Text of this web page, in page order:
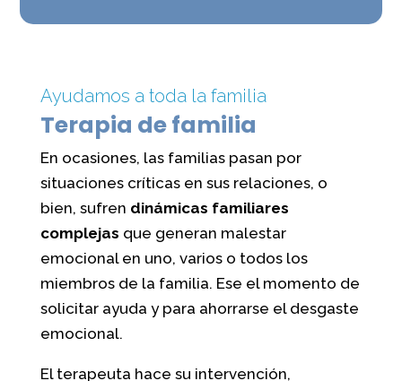
Ayudamos a toda la familia
Terapia de familia
En ocasiones, las familias pasan por
situaciones críticas en sus relaciones, o
bien, sufren dinámicas familiares
complejas que generan malestar
emocional en uno, varios o todos los
miembros de la familia. Ese el momento de
solicitar ayuda y para ahorrarse el desgaste
emocional.
El terapeuta hace su intervención,